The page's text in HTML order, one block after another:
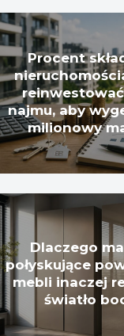
Procent
najmu, aby
milionowy
Dlaczego
połyskujące
mebli inaczej
światło